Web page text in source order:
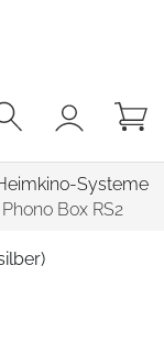
Systeme
Phono Box RS2